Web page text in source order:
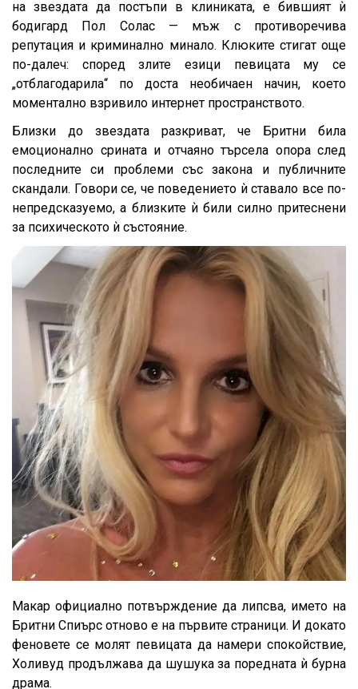
на звездата да постъпи в клиниката, е бившият ѝ
бодигард Пол Солас — мъж с противоречива
репутация и криминално минало. Клюките стигат още
по-далеч: според злите езици певицата му се
„отблагодарила“ по доста необичаен начин, което
моментално взривило интернет пространството.
Близки до звездата разкриват, че Бритни била
емоционално срината и отчаяно търсела опора след
последните си проблеми със закона и публичните
скандали. Говори се, че поведението ѝ ставало все по-
непредсказуемо, а близките ѝ били силно притеснени
за психическото ѝ състояние.
Макар официално потвърждение да липсва, името на
Бритни Спиърс отново е на първите страници. И докато
феновете се молят певицата да намери спокойствие,
Холивуд продължава да шушука за поредната ѝ бурна
драма.